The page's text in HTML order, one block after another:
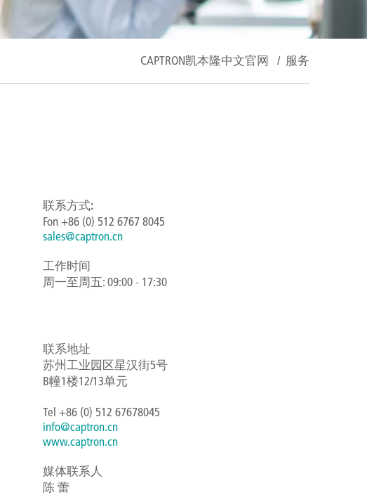
CAPTRON凯本隆中文官网 / 服务
联系方式:
Fon +86 (0) 512 6767 8045
sales@captron.cn
工作时间
周一至周五: 09:00 - 17:30
联系地址
苏州工业园区星汉街5号
B幢1楼12/13单元
Tel +86 (0) 512 67678045
info@captron.cn
www.captron.cn
媒体联系人
陈 蕾